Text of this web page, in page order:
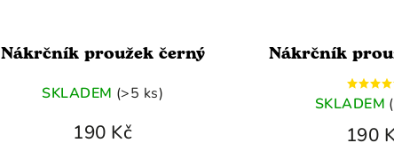
Nákrčník proužek černý
SKLADEM (>5 ks)
190 Kč
Nákrčník
SKLADEM
190